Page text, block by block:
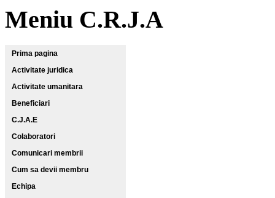
Meniu C.R.J.A
Prima pagina
Activitate juridica
Activitate umanitara
Beneficiari
C.J.A.E
Colaboratori
Comunicari membrii
Cum sa devii membru
Echipa